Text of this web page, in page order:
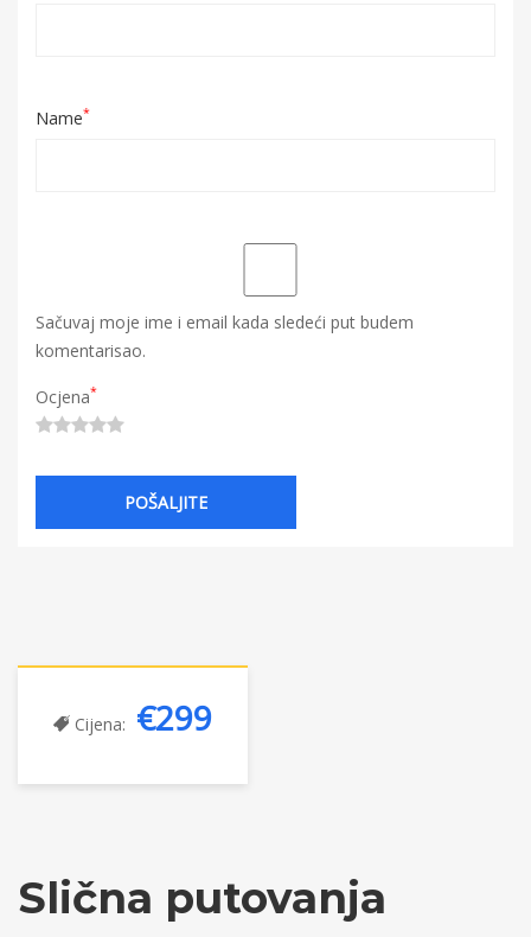
Name*
Sačuvaj moje ime i email kada sledeći put budem
komentarisao.
Ocjena*
Cijena: €299
Slična putovanja